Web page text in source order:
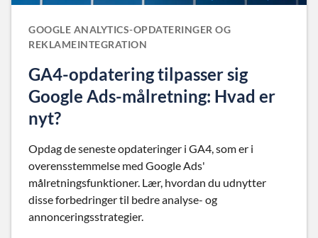
GOOGLE ANALYTICS-OPDATERINGER OG
REKLAMEINTEGRATION
GA4-opdatering tilpasser sig
Google Ads-målretning: Hvad er
nyt?
Opdag de seneste opdateringer i GA4, som er i
overensstemmelse med Google Ads'
målretningsfunktioner. Lær, hvordan du udnytter
disse forbedringer til bedre analyse- og
annonceringsstrategier.